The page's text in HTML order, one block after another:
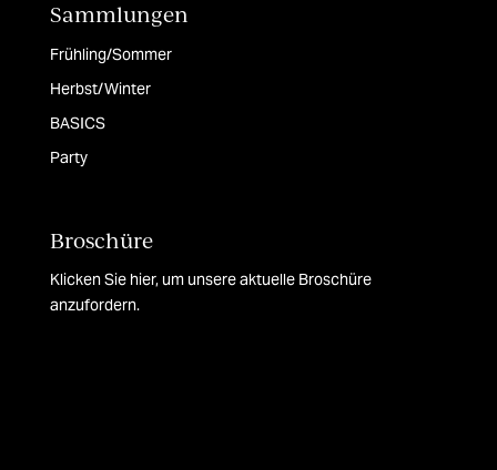
Sammlungen
Frühling/Sommer
Herbst/Winter
BASICS
Party
Broschüre
Klicken Sie hier, um unsere aktuelle Broschüre
anzufordern.